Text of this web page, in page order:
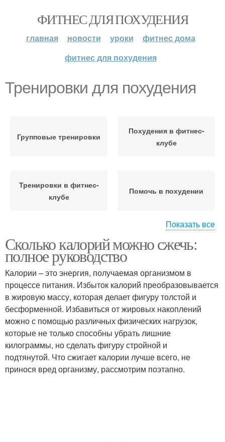
ФИТНЕС ДЛЯ ПОХУДЕНИЯ
главная новости уроки
фитнес дома
фитнес для похудения
Тренировки для похудения
Групповые тренировки
Похудения в фитнес-
клубе
Тренировки в фитнес-
клубе
Помочь в похудении
достижения
похудении
Индивидуальные
тренировки
Похудение с помощью
Упражнения для
похудения
Женская тренировка
Показать все
Сколько калорий можно сжечь:
полное руководство
Калории – это энергия, получаемая организмом в
процессе питания. Избыток калорий преобразовывается
в жировую массу, которая делает фигуру толстой и
бесформенной. Избавиться от жировых накоплений
можно с помощью различных физических нагрузок,
которые не только способны убрать лишние
килограммы, но сделать фигуру стройной и
подтянутой. Что сжигает калории лучше всего, не
принося вред организму, рассмотрим поэтапно.